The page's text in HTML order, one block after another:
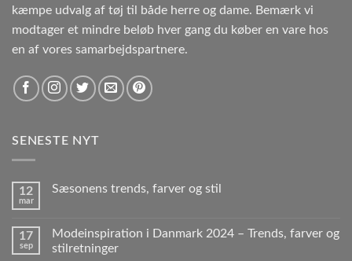
kæmpe udvalg af tøj til både herre og dame. Bemærk vi
modtager et mindre beløb hver gang du køber en vare hos
en af vores samarbejdspartnere.
SENESTE NYT
12
mar
Sæsonens trends, farver og stil
17
sep
Modeinspiration i Danmark 2024 – Trends, farver og
stilretninger